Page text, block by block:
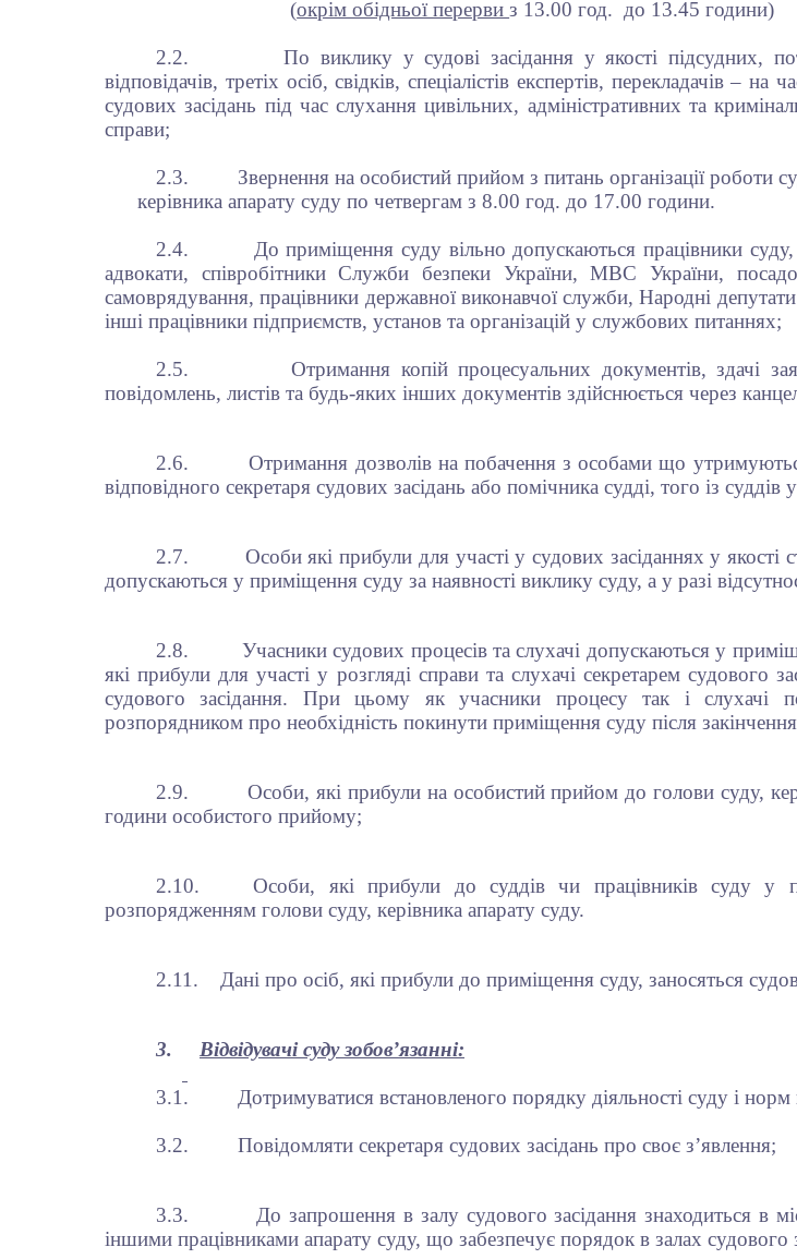
(окрім обідньої перерви з 13.00 год. до 13.45 години)
2.2.
По виклику у судові засідання у якості підсудних,
відповідачів, третіх осіб, свідків, спеціалістів експертів, перекладачів –
судових засідань під час слухання цивільних, адміністративних та
справи;
2.3.
Звернення на особистий прийом з питань організації
керівника апарату суду по четвергам з 8.00 год. до 17.00 години.
2.4.
До приміщення суду вільно допускаються працівники суду,
адвокати, співробітники Служби безпеки України, МВС України,
самоврядування, працівники державної виконавчої служби, Народні
інші працівники підприємств, установ та організацій у службових питаннях;
2.5.
Отримання копій процесуальних документів, здачі
повідомлень, листів та будь-яких інших документів здійснюється через
2.6.
Отримання дозволів на побачення з особами що
відповідного секретаря судових засідань або помічника судді, того із
2.7.
Особи які прибули для участі у судових засіданнях у якості
допускаються у приміщення суду за наявності виклику суду, а у разі
2.8.
Учасники судових процесів та слухачі допускаються у
які прибули для участі у розгляді справи та слухачі секретарем
судового засідання. При цьому як учасники процесу так і слухачі
розпорядником про необхідність покинути приміщення суду після
2.9.
Особи, які прибули на особистий прийом до голови суду,
години особистого прийому;
2.10.
Особи, які прибули до суддів чи працівників суду у
розпорядженням голови суду, керівника апарату суду.
2.11. Дані про осіб, які прибули до приміщення суду, заносяться
3. Відвідувачі суду зобов’язанні:
3.1. Дотримуватися встановленого порядку діяльності суду і
3.2. Повідомляти секретаря судових засідань про своє з’явлення;
3.3.
До запрошення в залу судового засідання знаходиться в
іншими працівниками апарату суду, що забезпечує порядок в залах судового